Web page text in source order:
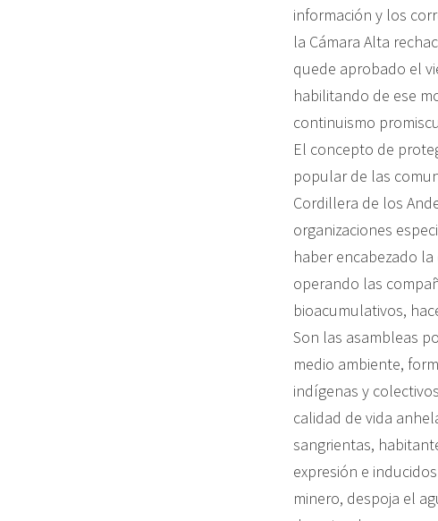
información y los
la Cámara Alta
quede aprobado el
habilitando de ese
continuismo
El concepto de
popular de las
Cordillera de los
organizaciones
haber encabezado
operando las
bioacumulativos,
Son las asambleas
medio ambiente,
indígenas y
calidad de vida
sangrientas,
expresión e
minero, despoja el